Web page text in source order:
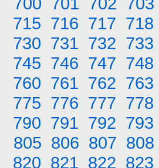
715 716 717 718
730 731 732 733
745 746 747 748
760 761 762 763
775 776 777 778
790 791 792 793
805 806 807 808
820 821 822 823